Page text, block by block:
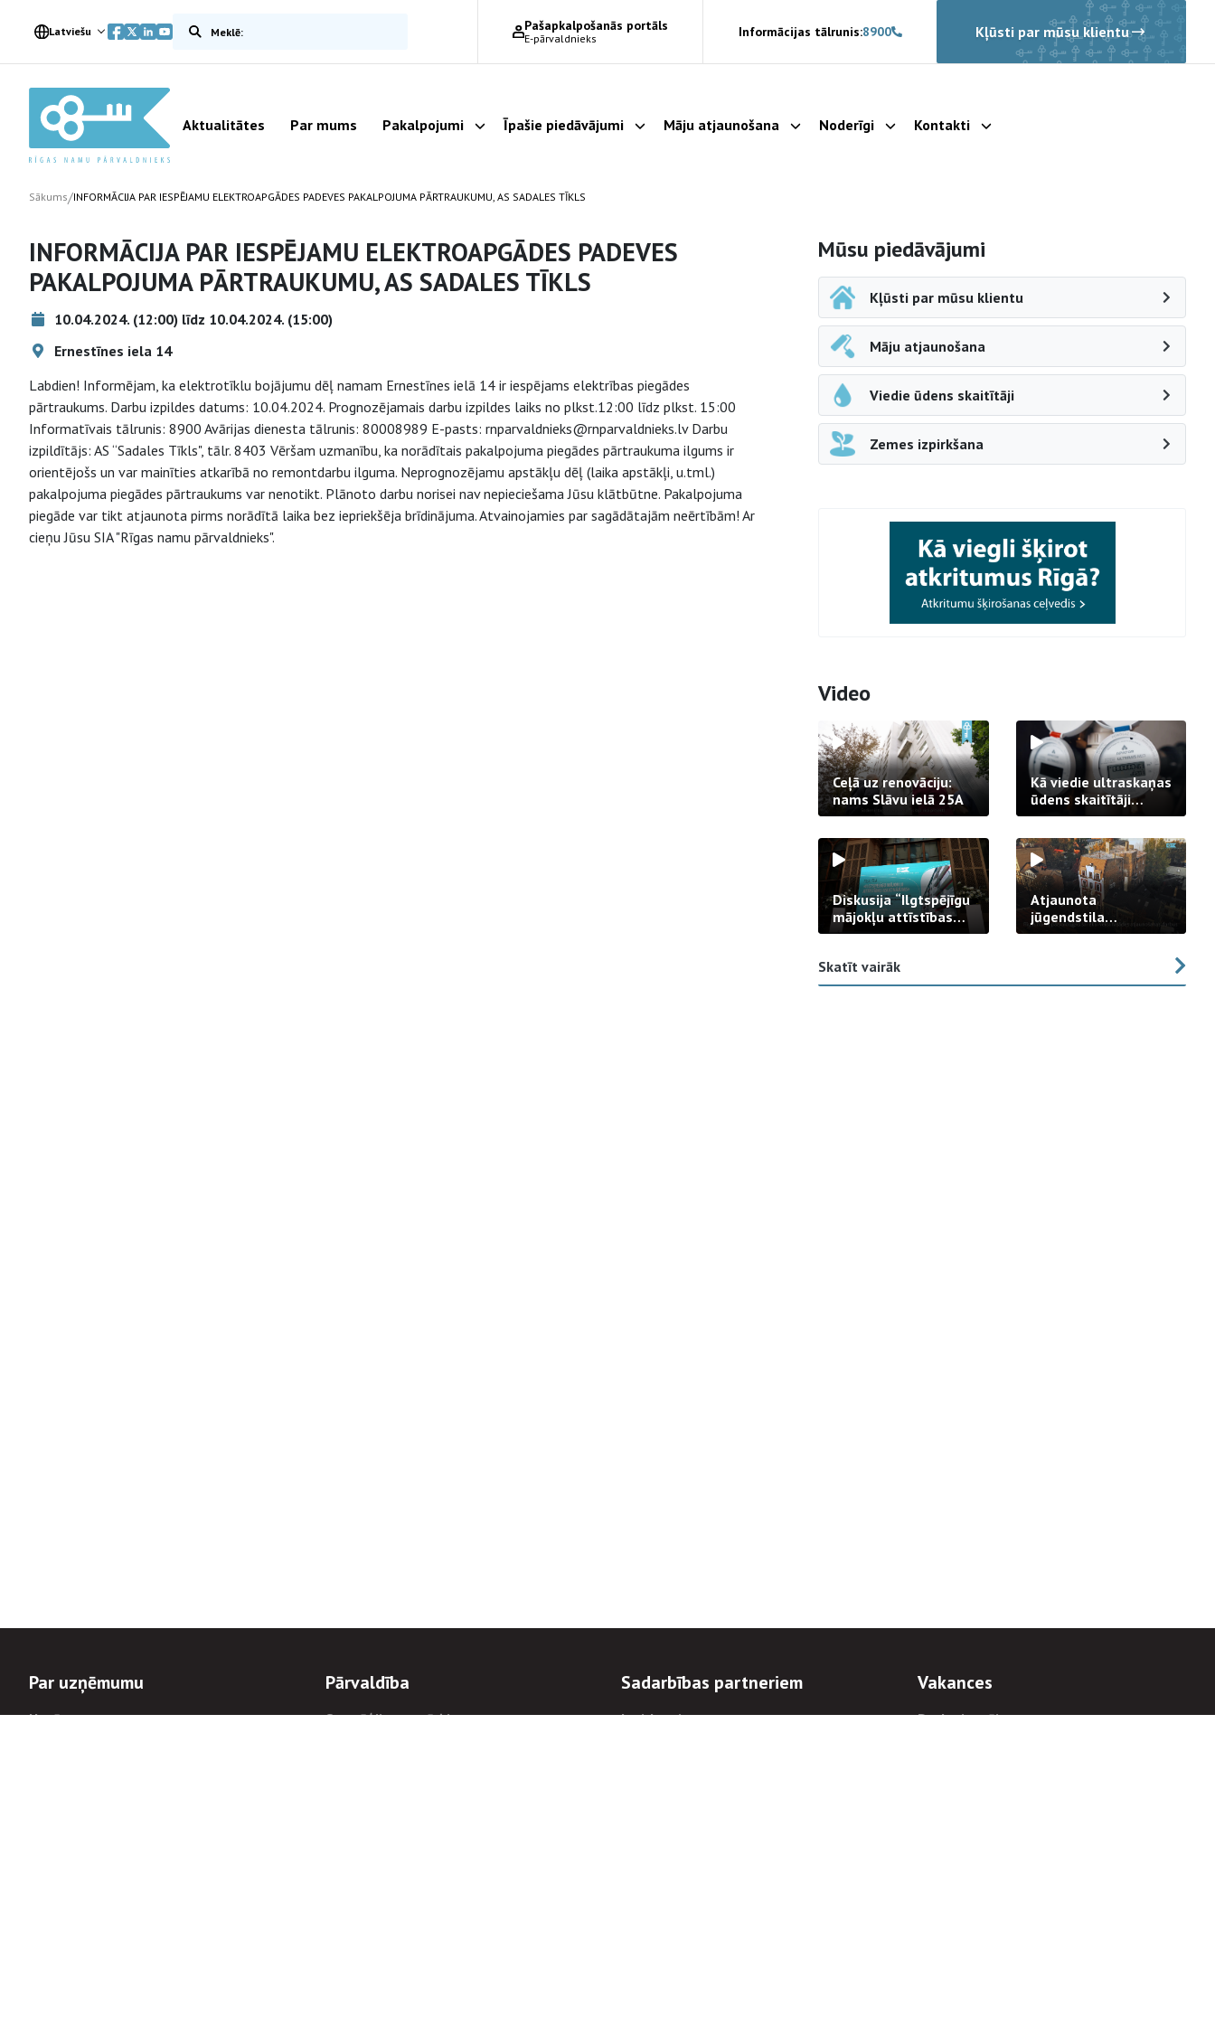
Latviešu Meklēt vietnē Pašapkalpošanās portāls
E-pārvaldnieks Informācijas tālrunis:8900 Kļūsti par mūsu klientu
Aktualitātes Par mums Pakalpojumi Parādīt apakšizvēlni
Īpašie piedāvājumi Parādīt apakšizvēlni
Māju atjaunošana Parādīt apakšizvēlni
Noderīgi Parādīt apakšizvēlni
Kontakti Parādīt apakšizvēlni
Sākums/INFORMĀCIJA PAR IESPĒJAMU ELEKTROAPGĀDES PADEVES PAKALPOJUMA PĀRTRAUKUMU, AS SADALES TĪKLS
INFORMĀCIJA PAR IESPĒJAMU ELEKTROAPGĀDES PADEVES
PAKALPOJUMA PĀRTRAUKUMU, AS SADALES TĪKLS
10.04.2024. (12:00) līdz 10.04.2024. (15:00)
Ernestīnes iela 14
Labdien! Informējam, ka elektrotīklu bojājumu dēļ namam Ernestīnes ielā 14 ir iespējams elektrības piegādes
pārtraukums. Darbu izpildes datums: 10.04.2024. Prognozējamais darbu izpildes laiks no plkst.12:00 līdz plkst. 15:00
Informatīvais tālrunis: 8900 Avārijas dienesta tālrunis: 80008989 E-pasts: rnparvaldnieks@rnparvaldnieks.lv Darbu
izpildītājs: AS “Sadales Tīkls", tālr. 8403 Vēršam uzmanību, ka norādītais pakalpojuma piegādes pārtraukuma ilgums ir
orientējošs un var mainīties atkarībā no remontdarbu ilguma. Neprognozējamu apstākļu dēļ (laika apstākļi, u.tml.)
pakalpojuma piegādes pārtraukums var nenotikt. Plānoto darbu norisei nav nepieciešama Jūsu klātbūtne. Pakalpojuma
piegāde var tikt atjaunota pirms norādītā laika bez iepriekšēja brīdinājuma. Atvainojamies par sagādātajām neērtībām! Ar
cieņu Jūsu SIA "Rīgas namu pārvaldnieks".
Sāna navigācija
Mūsu piedāvājumi
Kļūsti par mūsu klientu
Māju atjaunošana
Viedie ūdens skaitītāji
Zemes izpirkšana
Video
Ceļā uz renovāciju:
nams Slāvu ielā 25A
Kā viedie ultraskaņas
ūdens skaitītāji
strādā praksē
Diskusija “Ilgtspējīgu
mājokļu attīstības
izaicinājums”
Atjaunota
jūgendstila
arhitektūras pērles
Skatīt vairāk
Par uzņēmumu
Uzņēmums
Pārvaldība
Stratēģija un mērķi
Sadarbības partneriem
Iepirkumi
Vakances
Darba iespējas